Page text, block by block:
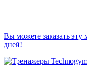
Вы можете заказать эту
дней!